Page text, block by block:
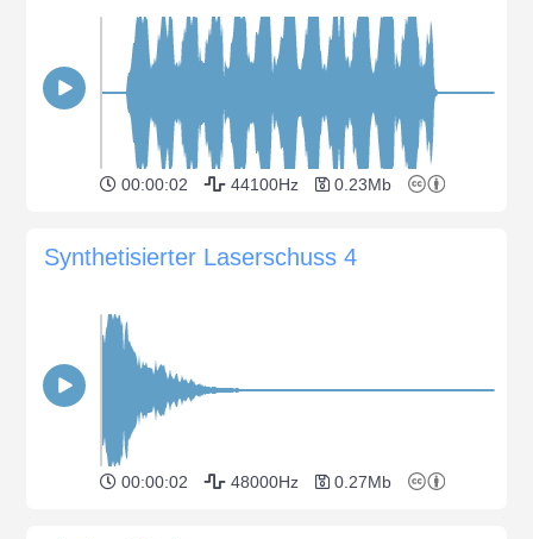
00:00:02 44100Hz 0.23Mb
Synthetisierter Laserschuss 4
00:00:02 48000Hz 0.27Mb